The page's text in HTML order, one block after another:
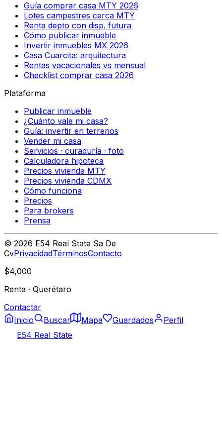
Guía comprar casa MTY 2026
Lotes campestres cerca MTY
Renta depto con disp. futura
Cómo publicar inmueble
Invertir inmuebles MX 2026
Casa Cuarcita: arquitectura
Rentas vacacionales vs mensual
Checklist comprar casa 2026
Plataforma
Publicar inmueble
¿Cuánto vale mi casa?
Guía: invertir en terrenos
Vender mi casa
Servicios · curaduría · foto
Calculadora hipoteca
Precios vivienda MTY
Precios vivienda CDMX
Cómo funciona
Precios
Para brokers
Prensa
© 2026 E54 Real State Sa De
CvPrivacidadTérminosContacto
$4,000
Renta · Querétaro
Contactar
Inicio
Buscar Mapa Guardados
Perfil
E54 Real State